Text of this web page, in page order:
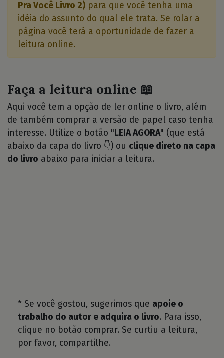
Pra Você Livro 2) para que você tenha uma
idéia do assunto do qual ele trata. Se rolar a
página você terá a oportunidade de fazer a
leitura online.
Faça a leitura online 📖
Aqui você tem a opção de ler online o livro, além
de também comprar a versão de papel caso tenha
interesse. Utilize o botão " LEIA AGORA" (que está
abaixo da capa do livro 👇) ou clique direto na capa
do livro abaixo para iniciar a leitura.
* Se você gostou, sugerimos que apoie o
trabalho do autor e adquira o livro. Para isso,
clique no botão comprar. Se curtiu a leitura,
por favor, compartilhe.